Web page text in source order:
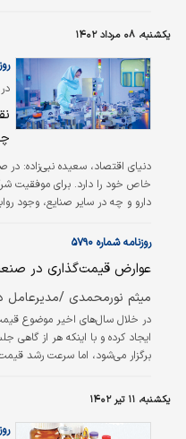
را به همراه داشت که اگرچه حذف آن
پیش از حذف ارز ترجیحی،
عجولانه باعث شد قبل از ایجاد و
یکشنبه، ۰۸ مرداد ۱۴۰۲
دنیای اقتصاد، سعیده نبی‌زاده: در
خاص خود را دارد. برای موفقیت
دارو و چه در سایر صنایع، وجود
وضعیت صادرات محصولات ایرانی به
روزنامه شماره ۵۷۹۰
عوارض قیمت‌گذاری در
میثم نورمحمدی /مدیرعامل
در خلال سال‌های اخیر موضوع
ایجاد کرده و با اینکه هر از گاهی
برگزار می‌شود، اما سرعت رشد
رشد هزینه‌‌‌های پرسنلی،
جلساتی برای اصلاح قیمت دارو
یکشنبه، ۱۱ تیر ۱۴۰۲